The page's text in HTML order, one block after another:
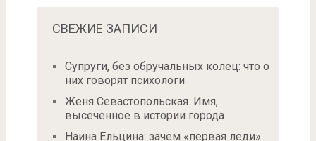
СВЕЖИЕ ЗАПИСИ
Супруги, без обручальных колец: что о
них говорят психологи
Женя Севастопольская. Имя,
высеченное в истории города
Наина Ельцина: зачем «первая леди»